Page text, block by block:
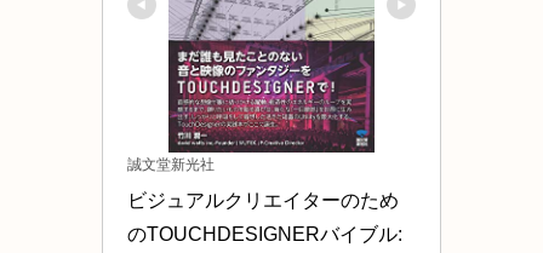
誠文堂新光社
ビジュアルクリエイターのため
のTOUCHDESIGNERバイブル: